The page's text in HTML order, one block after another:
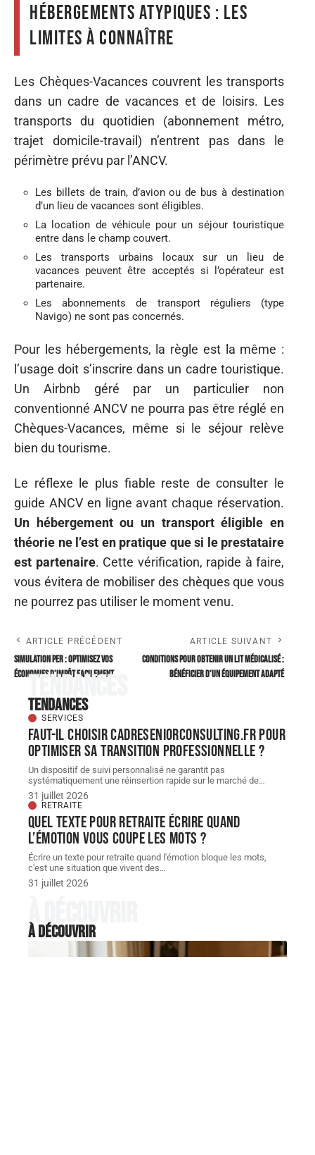
hébergements atypiques : les
limites à connaître
Les Chèques-Vacances couvrent les transports
dans un cadre de vacances et de loisirs. Les
transports du quotidien (abonnement métro,
trajet domicile-travail) n’entrent pas dans le
périmètre prévu par l’ANCV.
Les billets de train, d’avion ou de bus à destination
d’un lieu de vacances sont éligibles.
La location de véhicule pour un séjour touristique
entre dans le champ couvert.
Les transports urbains locaux sur un lieu de
vacances peuvent être acceptés si l’opérateur est
partenaire.
Les abonnements de transport réguliers (type
Navigo) ne sont pas concernés.
Pour les hébergements, la règle est la même :
l’usage doit s’inscrire dans un cadre touristique.
Un Airbnb géré par un particulier non
conventionné ANCV ne pourra pas être réglé en
Chèques-Vacances, même si le séjour relève
bien du tourisme.
Le réflexe le plus fiable reste de consulter le
guide ANCV en ligne avant chaque réservation.
Un hébergement ou un transport éligible en
théorie ne l’est en pratique que si le prestataire
est partenaire. Cette vérification, rapide à faire,
vous évitera de mobiliser des chèques que vous
ne pourrez pas utiliser le moment venu.
ARTICLE PRÉCÉDENT
Simulation per : optimisez vos
économies d’impôt facilement
ARTICLE SUIVANT
Conditions pour obtenir un lit médicalisé :
bénéficier d’un équipement adapté
Tendances
Tendances
SERVICES
Faut-il choisir cadreseniorconsulting.fr pour
optimiser sa transition professionnelle ?
Un dispositif de suivi personnalisé ne garantit pas
systématiquement une réinsertion rapide sur le marché de…
31 juillet 2026
RETRAITE
Quel texte pour retraite écrire quand
l’émotion vous coupe les mots ?
Écrire un texte pour retraite quand l'émotion bloque les mots,
c'est une situation que vivent des…
31 juillet 2026
À découvrir
À découvrir